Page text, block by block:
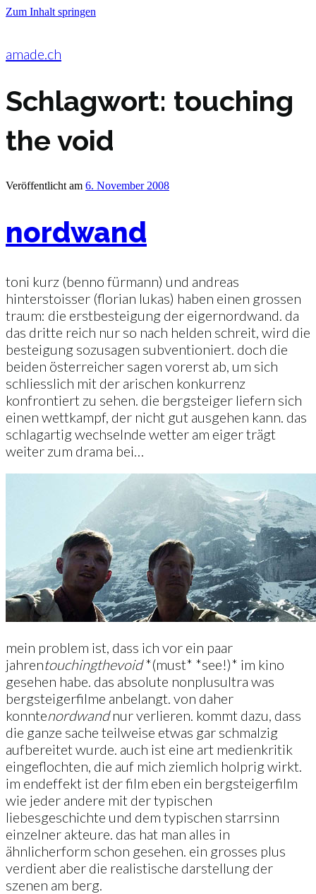
Zum Inhalt springen
amade.ch
Schlagwort: touching
the void
Veröffentlicht am 6. November 2008
nordwand
toni kurz (benno fürmann) und andreas
hinterstoisser (florian lukas) haben einen grossen
traum: die erstbesteigung der eigernordwand. da
das dritte reich nur so nach helden schreit, wird die
besteigung sozusagen subventioniert. doch die
beiden österreicher sagen vorerst ab, um sich
schliesslich mit der arischen konkurrenz
konfrontiert zu sehen. die bergsteiger liefern sich
einen wettkampf, der nicht gut ausgehen kann. das
schlagartig wechselnde wetter am eiger trägt
weiter zum drama bei…
mein problem ist, dass ich vor ein paar
jahrentouchingthevoid*(must* *see!)* im kino
gesehen habe. das absolute nonplusultra was
bergsteigerfilme anbelangt. von daher
konntenordwandnur verlieren. kommt dazu, dass
die ganze sache teilweise etwas gar schmalzig
aufbereitet wurde. auch ist eine art medienkritik
eingeflochten, die auf mich ziemlich holprig wirkt.
im endeffekt ist der film eben ein bergsteigerfilm
wie jeder andere mit der typischen
liebesgeschichte und dem typischen starrsinn
einzelner akteure. das hat man alles in
ähnlicherform schon gesehen. ein grosses plus
verdient aber die realistische darstellung der
szenen am berg.